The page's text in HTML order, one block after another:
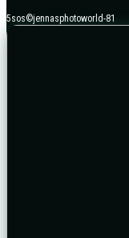
5sos©jennasphotoworld-81